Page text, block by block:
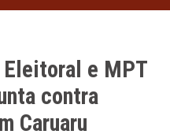
e MPT
contra
Caruaru